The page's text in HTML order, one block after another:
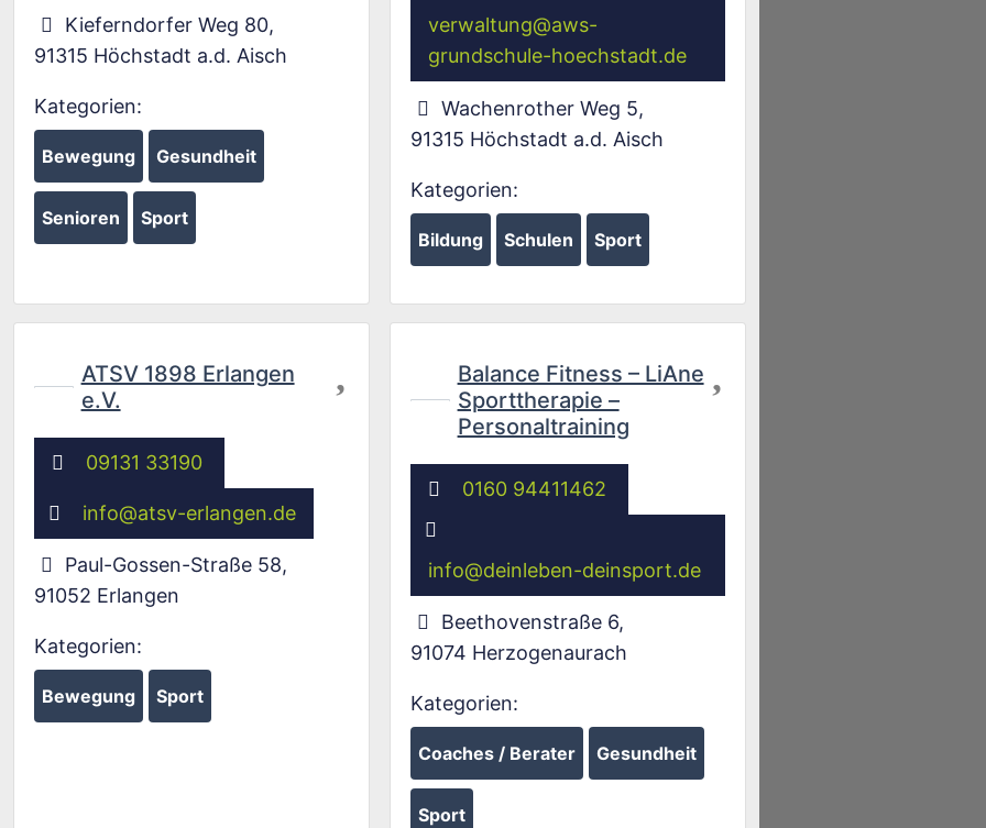
Kieferndorfer Weg 80,
91315 Höchstadt a.d. Aisch
Kategorien:
Bewegung Gesundheit
Senioren Sport
verwaltung@aws-
grundschule-hoechstadt.de
Wachenrother Weg 5,
91315 Höchstadt a.d. Aisch
Kategorien:
Bildung Schulen Sport
ATSV 1898 Erlangen
e.V.
09131 33190
info@atsv-erlangen.de
Paul-Gossen-Straße 58,
91052 Erlangen
Kategorien:
Bewegung Sport
Balance Fitness – LiAne
Sporttherapie –
Personaltraining
0160 94411462
info@deinleben-deinsport.de
Beethovenstraße 6,
91074 Herzogenaurach
Kategorien:
Coaches / Berater Gesundheit
Sport